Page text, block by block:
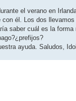
el verano en
él. Los dos
saber cuál es la
ayuda. Saludos,